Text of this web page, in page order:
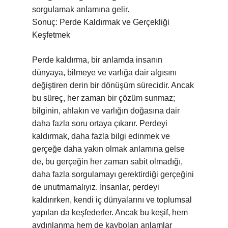
sorgulamak anlamına gelir.
Sonuç: Perde Kaldırmak ve Gerçekliği
Keşfetmek
Perde kaldırma, bir anlamda insanın
dünyaya, bilmeye ve varlığa dair algısını
değiştiren derin bir dönüşüm sürecidir. Ancak
bu süreç, her zaman bir çözüm sunmaz;
bilginin, ahlakın ve varlığın doğasına dair
daha fazla soru ortaya çıkarır. Perdeyi
kaldırmak, daha fazla bilgi edinmek ve
gerçeğe daha yakın olmak anlamına gelse
de, bu gerçeğin her zaman sabit olmadığı,
daha fazla sorgulamayı gerektirdiği gerçeğini
de unutmamalıyız. İnsanlar, perdeyi
kaldırırken, kendi iç dünyalarını ve toplumsal
yapıları da keşfederler. Ancak bu keşif, hem
aydınlanma hem de kaybolan anlamlar